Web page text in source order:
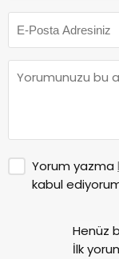
Yorum yazma
kabul
Henüz
İlk